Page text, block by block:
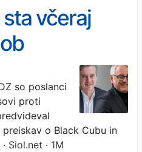
včeraj
so poslanci
proti
o Black Cubu in
· Siol.net · 1M